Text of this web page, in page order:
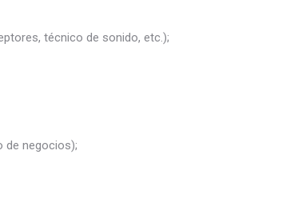
técnico de sonido, etc.);
de negocios);